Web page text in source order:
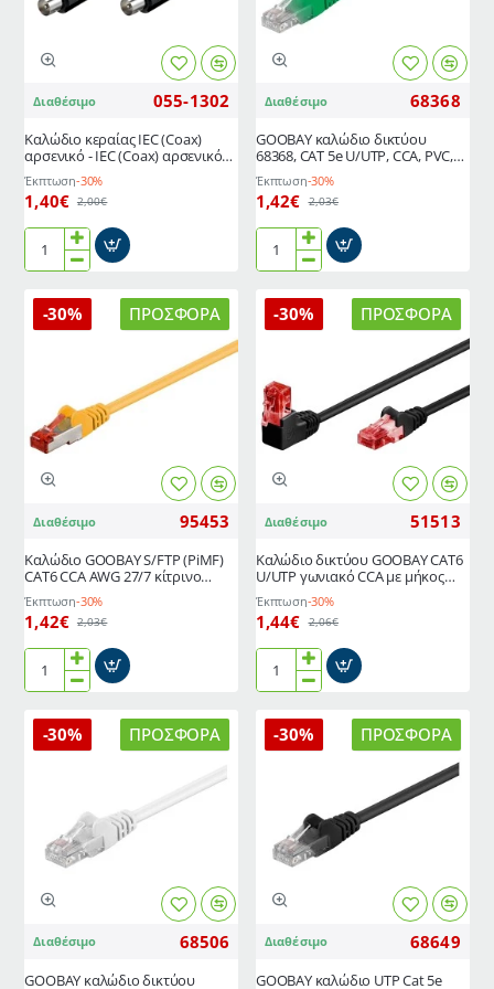
RCA
1.5m
1.50m
λευκό
Διαθέσιμο 055-1302
Καλώδιο κεραίας IEC (Coax)
αρσενικό - IEC (Coax) αρσενικό
1.50m μαύρο
Έκπτωση-30%
1,40€ 2,00€
Καλώδιο
IEC
(Coax)
(Coax)
αρσενικό
1.50m
μαύρο
Διαθέσιμο 68368
GΟOBAY καλώδιο δικτύου
68368, CAT 5e U/UTP, CCA, PVC,
3m, πράσινο
Έκπτωση-30%
1,42€ 2,03€
GΟOBAY
δικτύου
68368,
U/UTP,
CCA,
PVC,
πράσινο
ΠΡΟΣΦΟΡΆ
-30%
Διαθέσιμο 95453
Καλώδιο GOOBAY S/FTP (PiMF)
CAT6 CCA AWG 27/7 κίτρινο
μήκους 0.25m
Έκπτωση-30%
1,42€ 2,03€
Καλώδιο
S/FTP
(PiMF)
κίτρινο
0.25m
ΠΡΟΣΦΟΡΆ
-30%
Διαθέσιμο 51513
Καλώδιο δικτύου GOOBAY CAT6
U/UTP γωνιακό CCA με μήκος
0.25m σε μαύρο χρώμα
Έκπτωση-30%
1,44€ 2,06€
Καλώδιο
GOOBAY
CAT6
μήκος
χρώμα
ΠΡΟΣΦΟΡΆ
-30%
Διαθέσιμο 68506
GOOBAY καλώδιο δικτύου
ΠΡΟΣΦΟΡΆ
-30%
Διαθέσιμο 68649
GΟOBAY καλώδιο UTP Cat 5e